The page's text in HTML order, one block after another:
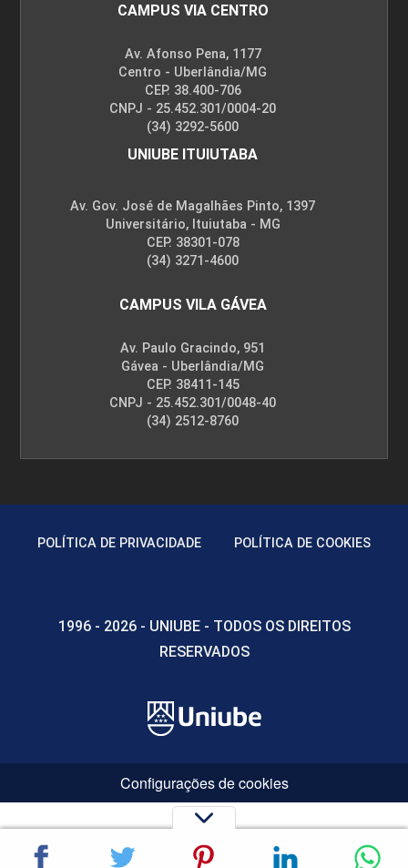
CAMPUS VIA CENTRO
Av. Afonso Pena, 1177
Centro - Uberlândia/MG
CEP. 38.400-706
CNPJ - 25.452.301/0004-20
(34) 3292-5600
UNIUBE ITUIUTABA
Av. Gov. José de Magalhães Pinto, 1397
Universitário, Ituiutaba - MG
CEP. 38301-078
(34) 3271-4600
CAMPUS VILA GÁVEA
Av. Paulo Gracindo, 951
Gávea - Uberlândia/MG
CEP. 38411-145
CNPJ - 25.452.301/0048-40
(34) 2512-8760
POLÍTICA DE PRIVACIDADE POLÍTICA DE COOKIES
1996 - 2026 - UNIUBE - TODOS OS DIREITOS
RESERVADOS
Configurações de cookies